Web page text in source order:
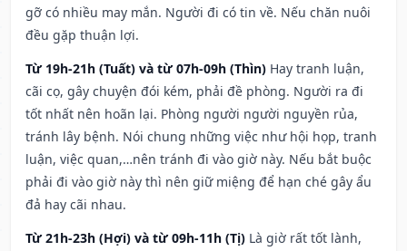
gỡ có nhiều may mắn. Người đi có tin về. Nếu chăn nuôi
đều gặp thuận lợi.
Từ 19h-21h (Tuất) và từ 07h-09h (Thìn) Hay tranh luận,
cãi cọ, gây chuyện đói kém, phải đề phòng. Người ra đi
tốt nhất nên hoãn lại. Phòng người người nguyền rủa,
tránh lây bệnh. Nói chung những việc như hội họp, tranh
luận, việc quan,…nên tránh đi vào giờ này. Nếu bắt buộc
phải đi vào giờ này thì nên giữ miệng để hạn ché gây ẩu
đả hay cãi nhau.
Từ 21h-23h (Hợi) và từ 09h-11h (Tị) Là giờ rất tốt lành,